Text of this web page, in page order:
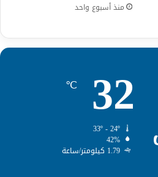
منذ أسبوع واحد
32
℃
42%
1.79 كيلومتر/ساعة